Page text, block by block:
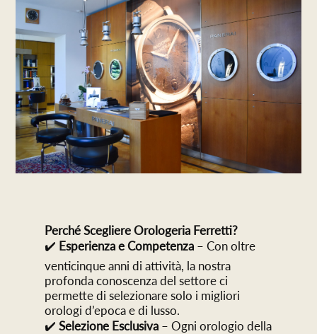
Perché Scegliere Orologeria Ferretti?
✔️ Esperienza e Competenza– Con oltre
venticinque anni di attività, la nostra
profonda conoscenza del settore ci
permette di selezionare solo i migliori
orologi d’epoca e di lusso.
✔️ Selezione Esclusiva– Ogni orologio della